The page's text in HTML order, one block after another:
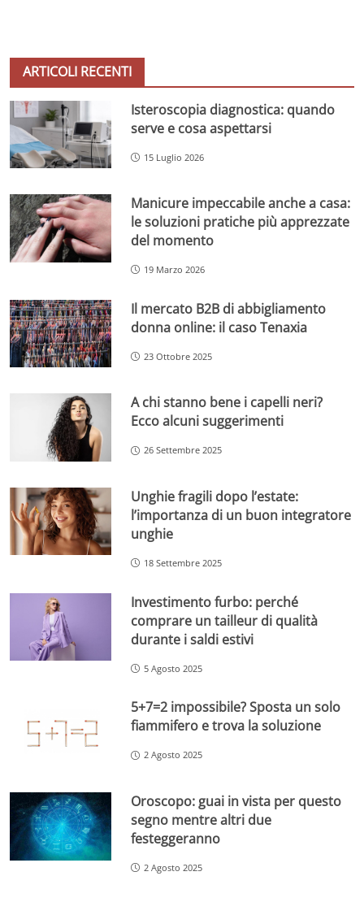
ARTICOLI RECENTI
Isteroscopia diagnostica: quando
serve e cosa aspettarsi
15 Luglio 2026
Manicure impeccabile anche a casa:
le soluzioni pratiche più apprezzate
del momento
19 Marzo 2026
Il mercato B2B di abbigliamento
donna online: il caso Tenaxia
23 Ottobre 2025
A chi stanno bene i capelli neri?
Ecco alcuni suggerimenti
26 Settembre 2025
Unghie fragili dopo l’estate:
l’importanza di un buon integratore
unghie
18 Settembre 2025
Investimento furbo: perché
comprare un tailleur di qualità
durante i saldi estivi
5 Agosto 2025
5+7=2 impossibile? Sposta un solo
fiammifero e trova la soluzione
2 Agosto 2025
Oroscopo: guai in vista per questo
segno mentre altri due
festeggeranno
2 Agosto 2025